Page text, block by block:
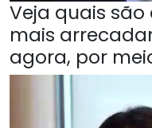
Veja quais
mais
agora, por